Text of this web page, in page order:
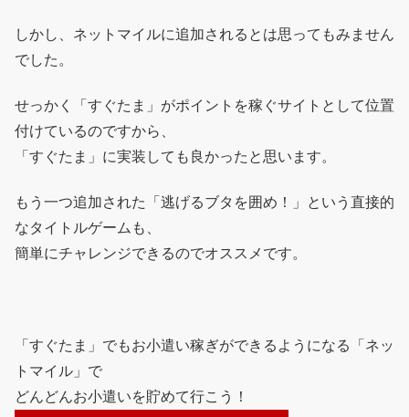
しかし、ネットマイルに追加されるとは思ってもみません
でした。
せっかく「すぐたま」がポイントを稼ぐサイトとして位置
付けているのですから、
「すぐたま」に実装しても良かったと思います。
もう一つ追加された「逃げるブタを囲め！」という直接的
なタイトルゲームも、
簡単にチャレンジできるのでオススメです。
「すぐたま」でもお小遣い稼ぎができるようになる「ネッ
トマイル」で
どんどんお小遣いを貯めて行こう！